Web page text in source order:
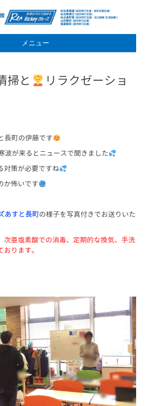
メニュー
掃と
リラクゼーショ
長町の伊藤です
波が来るとニュースで聞きました
対策が必要ですね
か怖いです
あすと長町の様子を写真付きでお送りいた
亜塩素酸での消毒、定期的な換気、手洗
ります。